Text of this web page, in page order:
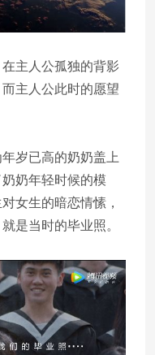
主人公孤独的背影
主人公此时的愿望
岁已高的奶奶盖上
奶年轻时候的模
女生的暗恋情愫，
是当时的毕业照。